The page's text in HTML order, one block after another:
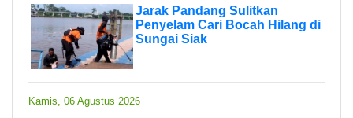
Jarak Pandang Sulitkan
Penyelam Cari Bocah Hilang di
Sungai Siak
Kamis, 06 Agustus 2026